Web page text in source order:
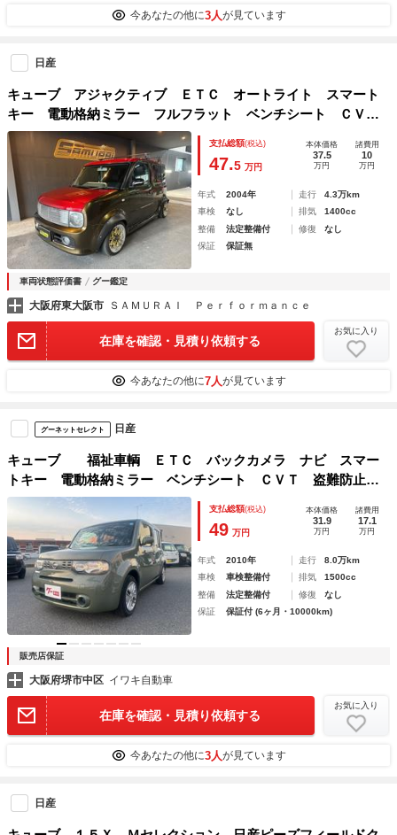
今あなたの他に3人が見ています
日産
キューブ アジャクティブ ＥＴＣ オートライト スマート
キー 電動格納ミラー フルフラット ベンチシート ＣＶ
Ｔ アルミホイール ＣＤ ミュージックプレイヤー接続可
衝突安全ボディ ＡＢＳ エアコン パワーステアリング
支払総額(税込)
47.5 万円
本体価格
37.5
万円
諸費用
10
万円
年式 2004年 走行
4.3万km
車検
なし 排気
1400cc
整備
法定整備付 修復
なし
保証
保証無
車両状態評価書 グー鑑定
大阪府東大阪市 ＳＡＭＵＲＡＩ Ｐｅｒｆｏｒｍａｎｃｅ
在庫を確認・見積り依頼する
お気に入り
今あなたの他に7人が見ています
グーネットセレクト 日産
キューブ 福祉車輌 ＥＴＣ バックカメラ ナビ スマー
トキー 電動格納ミラー ベンチシート ＣＶＴ 盗難防止シ
ステム 衝突安全ボディ ＡＢＳ エアコン パワーステアリ
ング パワーウィンドウ 運転席エアバッグ
支払総額(税込)
49 万円
本体価格
31.9
万円
諸費用
17.1
万円
年式 2010年 走行
8.0万km
車検
車検整備付 排気
1500cc
整備
法定整備付 修復
なし
保証
保証付 (6ヶ月・10000km)
販売店保証
大阪府堺市中区 イワキ自動車
在庫を確認・見積り依頼する
お気に入り
今あなたの他に3人が見ています
日産